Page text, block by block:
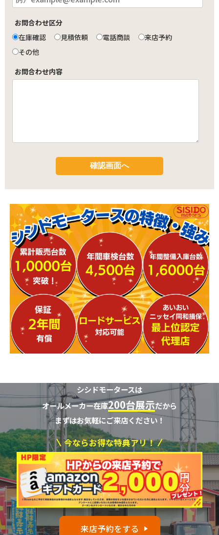
お問合わせ区分
在庫確認
見積依頼 電話商談
来店予約
その他
お問合わせ内容
シシドモータースは
オールメーカー在庫200台展示だから
まずはお気軽にご来店ください！
今ならお得な特典アリ！
来店予約をする